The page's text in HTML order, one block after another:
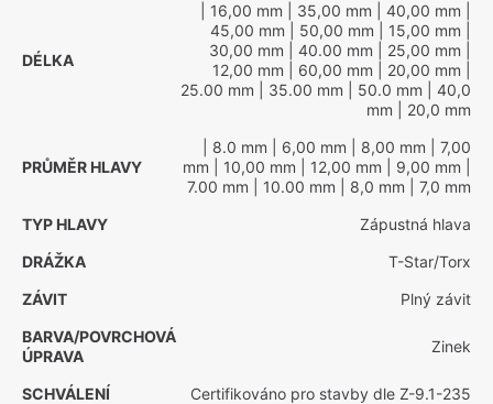
DÉLKA
| 16,00 mm | 35,00 mm | 40,00 mm
45,00 mm | 50,00 mm | 15,00 mm
30,00 mm | 40.00 mm | 25,00 mm
12,00 mm | 60,00 mm | 20,00 mm
25.00 mm | 35.00 mm | 50.0 mm | 40,0
mm | 20,0 mm
PRŮMĚR HLAVY
| 8.0 mm | 6,00 mm | 8,00 mm | 7,00
mm | 10,00 mm | 12,00 mm | 9,00 mm
7.00 mm | 10.00 mm | 8,0 mm | 7,0 mm
TYP HLAVY
Zápustná hlava
DRÁŽKA
T-Star/Torx
ZÁVIT
Plný závit
BARVA/POVRCHOVÁ
ÚPRAVA
Zinek
SCHVÁLENÍ Certifikováno pro stavby dle Z-9.1-235